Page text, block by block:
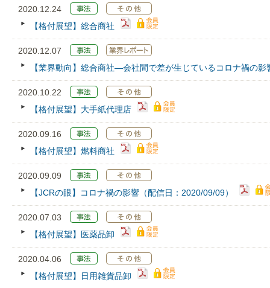
2020.12.24
【格付展望】総合商社
2020.12.07
【業界動向】総合商社―会社間で差が生じているコロナ禍の
2020.10.22
【格付展望】大手紙代理店
2020.09.16
【格付展望】燃料商社
2020.09.09
【JCRの眼】コロナ禍の影響（配信日：2020/09/09）
2020.07.03
【格付展望】医薬品卸
2020.04.06
【格付展望】日用雑貨品卸